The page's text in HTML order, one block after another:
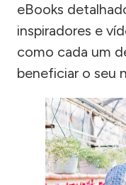
eBooks
inspiradores e
como cada um
beneficiar o seu